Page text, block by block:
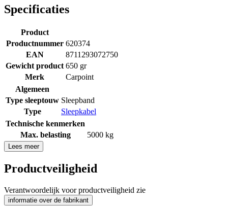
Specificaties
Product
Productnummer 620374
EAN
8711293072750
Gewicht product 650 gr
Merk
Carpoint
Algemeen
Type sleeptouw Sleepband
Type
Sleepkabel
Technische kenmerken
Max. belasting
5000 kg
Lees meer
Productveiligheid
Verantwoordelijk voor productveiligheid zie
informatie over de fabrikant